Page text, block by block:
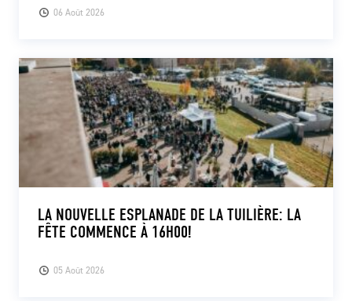
06 Août 2026
05 Août 2026
LA NOUVELLE ESPLANADE DE LA TUILIÈRE: LA
FÊTE COMMENCE À 16H00!